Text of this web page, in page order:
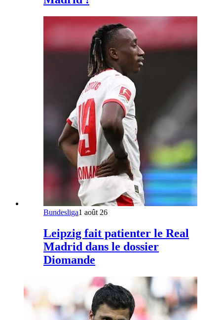
Bundesliga1 août 26
Leipzig fait patienter le Real
Madrid dans le dossier
Diomande